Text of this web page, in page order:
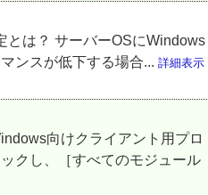
とは？ サーバーOSにWindows
ンスが低下する場合... 詳細表示
向けクライアント用プロ
クし、［すべてのモジュール